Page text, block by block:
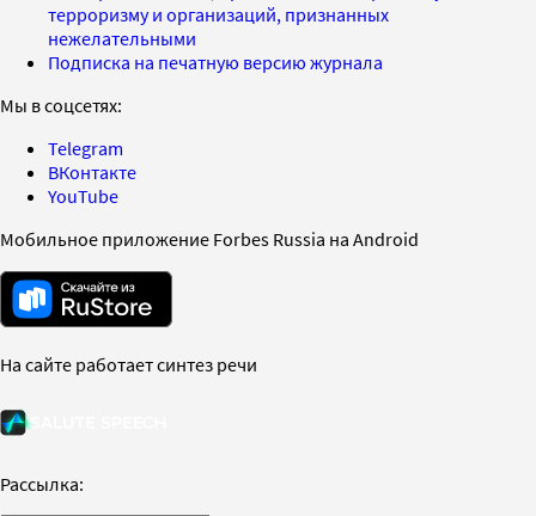
терроризму и организаций, признанных
нежелательными
Подписка на печатную версию журнала
Мы в соцсетях:
Telegram
ВКонтакте
YouTube
Мобильное приложение Forbes Russia на Android
На сайте работает синтез речи
Рассылка: